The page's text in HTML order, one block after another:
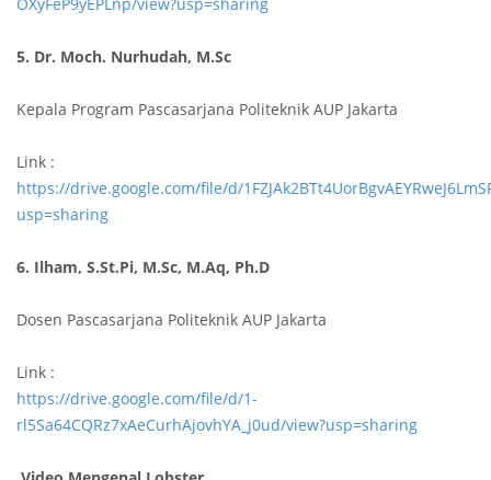
OXyFeP9yEPLnp/view?usp=sharing
5. Dr. Moch. Nurhudah, M.Sc
Kepala Program Pascasarjana Politeknik AUP Jakarta
Link :
https://drive.google.com/file/d/
usp=sharing
6. Ilham, S.St.Pi, M.Sc, M.Aq, Ph.D
Dosen Pascasarjana Politeknik AUP Jakarta
Link :
https://drive.google.com/file/d/1-
rl5Sa64CQRz7xAeCurhAjovhYA_j0ud/view?usp=sharing